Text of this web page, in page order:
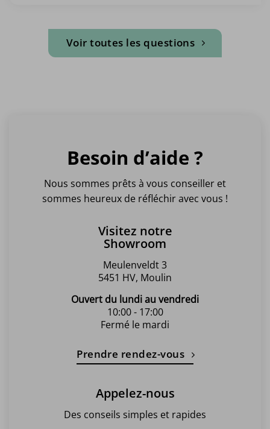
Voir toutes les questions
Besoin d’aide ?
Nous sommes prêts à vous conseiller et
sommes heureux de réfléchir avec vous !
Visitez notre
Showroom
Meulenveldt 3
5451 HV, Moulin
Ouvert du lundi au vendredi
10:00 - 17:00
Fermé le mardi
Prendre rendez-vous
Appelez-nous
Des conseils simples et rapides